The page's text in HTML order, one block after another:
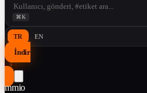
⌘K
TR EN
İndir
↓
mmio